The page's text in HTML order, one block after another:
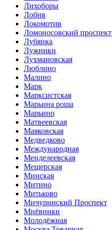
Лихоборы
Лобня
Локомотив
Ломоносовский проспект
Лубянка
Лужники
Лухмановская
Люблино
Малино
Марк
Марксистская
Марьина роща
Марьино
Матвеевская
Маяковская
Медведково
Международная
Менделеевская
Мещерская
Минская
Митино
Митьково
Мичуринский Проспект
Мнёвники
Молодёжная